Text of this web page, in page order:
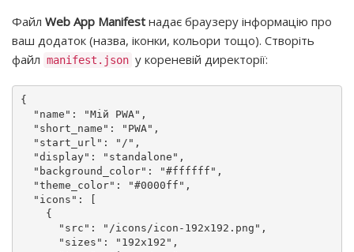
Файл Web App Manifest надає браузеру інформацію про
ваш додаток (назва, іконки, кольори тощо). Створіть
файл manifest.json у кореневій директорії:
{
"name" : "Мій PWA" ,
"short_name" : "PWA" ,
"start_url" : "/" ,
"display" : "standalone" ,
"background_color" : "#ffffff" ,
"theme_color" : "#0000ff" ,
"icons" :
{
"src" : "/icons/icon-192x192.png" ,
"sizes" : "192x192" ,